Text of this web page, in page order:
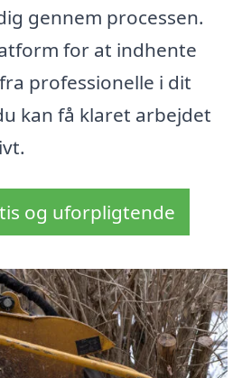
gennem processen.
for at indhente
professionelle i dit
kan få klaret arbejdet
og uforpligtende